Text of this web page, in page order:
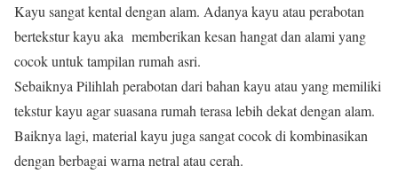
Kayu sangat kental dengan alam. Adanya kayu atau perabotan
bertekstur kayu aka memberikan kesan hangat dan alami yang
cocok untuk tampilan rumah asri.
Sebaiknya Pilihlah perabotan dari bahan kayu atau yang memiliki
tekstur kayu agar suasana rumah terasa lebih dekat dengan alam.
Baiknya lagi, material kayu juga sangat cocok di kombinasikan
dengan berbagai warna netral atau cerah.